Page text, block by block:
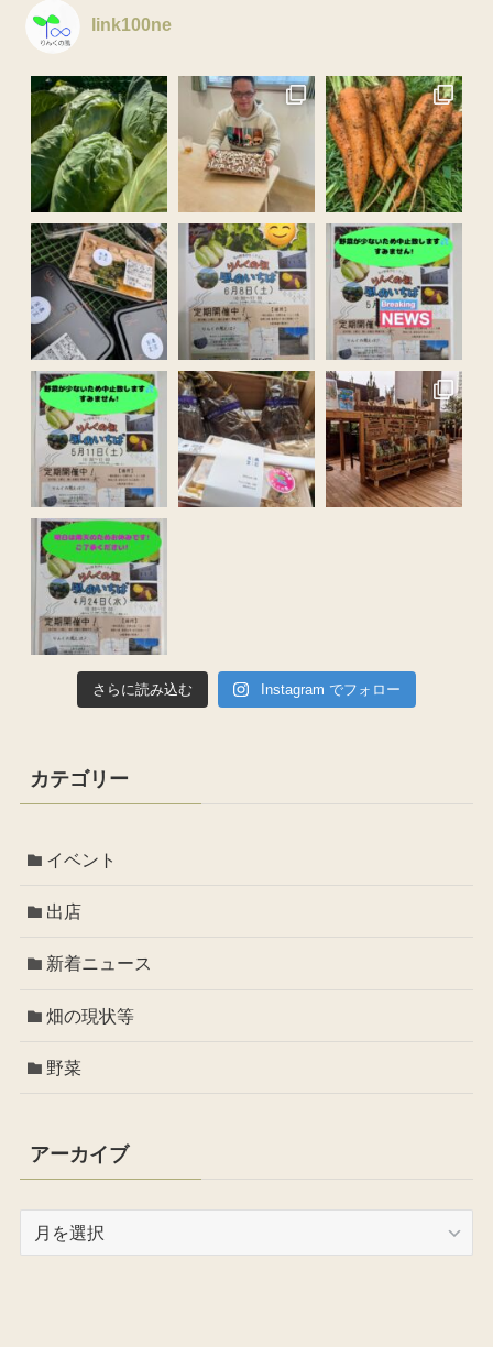
link100ne
さらに読み込む Instagram でフォロー
カテゴリー
イベント
出店
新着ニュース
畑の現状等
野菜
アーカイブ